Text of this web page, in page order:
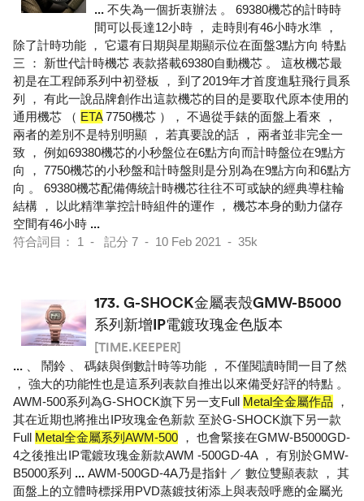
... 不失為一個折衷辦法 。 69380機芯的計時時
間可以長達12小時 ， 走時則有46小時水準 ，
除了計時功能 ， 它還有日期與星期顯示位在面盤3點方向 特點
三 ： 新世代計時機芯 表款搭載69380自動機芯 。 這枚機芯最
初是在工程師系列中初登板 ， 到了2019年才首度進駐飛行員系
列 ， 有此一說品牌創作出這款機芯的目的是要取代原本使用的
通用機芯 （ ETA7750機芯 ）， 不過從手錶的面盤上看來 ，
兩者的差別不是特別明顯 ， 若真要說的話 ， 兩者並非完全一
致 ， 例如69380機芯的小秒盤位在6點方向而計時盤位在9點方
向 ， 7750機芯的小秒盤和計時盤則是分別為在9點方向和6點方
向 。 69380機芯配備傳統計時機芯往往不可或缺的經典導柱輪
結構 ， 以此精準掌控計時組件的運作 ， 機芯本身的動力儲存
空間有46小時 ...
符合詞目： 1 - 記分 7 - 10 Feb 2021 - 35k
173. G-SHOCK金屬表殼GMW-B5000
系列新增IP電鍍玫瑰金色版本
[TIME.KEEPER]
... 、 鬧鈴 、 碼錶與倒數計時等功能 ， 不僅閱讀時間一目了然
， 強大的功能性也是這系列表款自推出以來備受好評的特點 。
AWM-500系列為G-SHOCK旗下另一支Full Metal全金屬作品 ，
其在近期也將推出IP玫瑰金色新款 至於G-SHOCK旗下另一款
Full Metal全金屬系列AWM-500 ， 也會緊接在GMW-B5000GD-
4之後推出IP電鍍玫瑰金新款AWM -500GD-4A ， 有別於GMW-
B5000系列 ... AWM-500GD-4A乃是指針 ／ 數位雙顯表款 ， 其
面盤上的立體時標採用PVD蒸鍍技術添上與表殼呼應的金屬光